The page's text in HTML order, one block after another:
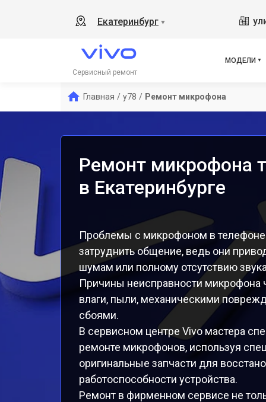
Екатеринбург ▼
Сервисный ремонт
МОДЕЛИV23e
Y12
Главная / y78 / Ремонт микрофона
Ремонт микрофона
в Екатеринбурге
Проблемы с микрофоном в телефоне
затруднить общение, ведь они
шумам или полному отсутствию
Причины неисправности микрофона
влаги, пыли, механическими
сбоями.
В сервисном центре Vivo мастера
ремонте микрофонов, используя
оригинальные запчасти для
работоспособности устройства.
Ремонт в фирменном сервисе не